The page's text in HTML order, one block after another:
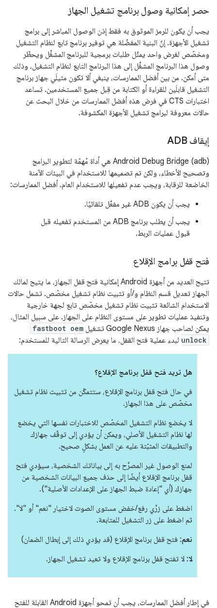
حصر إمكانية وصول برنامج تشغيل الجهاز
يجب أن يكون للرمز الموثوق به فقط إذن الوصول المباشر إلى برامج
تشغيل الأجهزة. إنّ البنية المفضّلة هي توفير برنامج تابع لنظام التشغيل
ومخصّص لغرض واحد يمثّل طلبات برمجية للبرنامج المشغِّل ويحظّر
وصول هذا البرنامج المشغِّل إلى هذا البرنامج التابع لنظام التشغيل، وذلك
متى أمكن. من بين أفضل الممارسات، ينبغي ألا تكون مثيلَي جهاز برنامج
التشغيل قابلَين للقراءة أو الكتابة من قِبل جميع المستخدمين. تساعد
اختبارات CTS في فرض هذه أفضل الممارسات من خلال البحث عن
حالات معروفة لبرامج تشغيل الأجهزة المكشوفة.
إيقاف ADB
‫Android Debug Bridge (adb) هي أداة مُهمّة لتطوير البرامج
وتصحيح الأخطاء، ولكن تم تصميمها للاستخدام في البيئات الآمنة
الخاضعة للرقابة، ويجب عدم تفعيلها للاستخدام العام. أفضل الممارسات:
يجب أن يكون ADB غير مفعَّل تلقائيًا.
يجب أن يطلب برنامج ADB من المستخدم تفعيله قبل
قبول عمليات الربط.
فتح قفل برامج الإقلاع
تتيح العديد من أجهزة Android إمكانية فتح قفل الجهاز، ما يتيح لمالك
الجهاز تعديل قسم النظام و/أو تثبيت نظام تشغيل مخصّص. تشمل حالات
الاستخدام الشائعة تثبيت نظام تشغيل مخصّص تابع لجهة خارجية
وتنفيذ عمليات تطوير على مستوى النظام على الجهاز. على سبيل المثال،
يمكن لصاحب جهاز Google Nexus تشغيل
fastboot oem
unlock لبدء عملية فتح القفل، ما يعرض الرسالة التالية للمستخدم:
هل تريد فتح قفل برنامج الإقلاع؟
في حال فتح قفل برنامج الإقلاع، ستتمكّن من تثبيت نظام تشغيل
مخصّص على هذا الجهاز.
لا يخضع نظام التشغيل المخصّص للاختبارات نفسها التي يخضع
لها نظام التشغيل الأصلي، ويمكن أن يؤدي إلى توقّف جهازك
والتطبيقات المثبّتة عليه عن العمل بشكلٍ صحيح.
لمنع الوصول غير المصرَّح به إلى بياناتك الشخصية، سيؤدي فتح
قفل برنامج الإقلاع أيضًا إلى حذف جميع البيانات الشخصية من
جهازك (أي "إعادة ضبط الجهاز على الإعدادات الأصلية").
اضغط على زرَّي رفع/خفض مستوى الصوت لاختيار "نعم" أو "لا".
ثم اضغط على زر التشغيل للمتابعة.
نعم: فتح قفل برنامج الإقلاع (قد يؤدي ذلك إلى إبطال الضمان)
لا: لا تفتح قفل برنامج الإقلاع ولا تعيد تشغيل الجهاز.
في إطار أفضل الممارسات، يجب أن تمحو أجهزة Android القابلة للفتح